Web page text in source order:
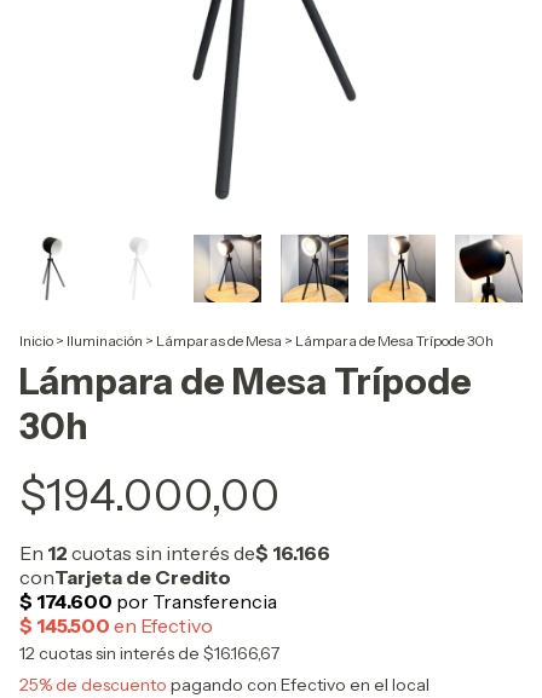
Inicio > Iluminación > Lámparas de Mesa > Lámpara de Mesa Trípode 30h
Lámpara de Mesa Trípode
30h
$194.000,00
12cuotas sin interés de $16.166,67
25% de descuento pagando con Efectivo en el local